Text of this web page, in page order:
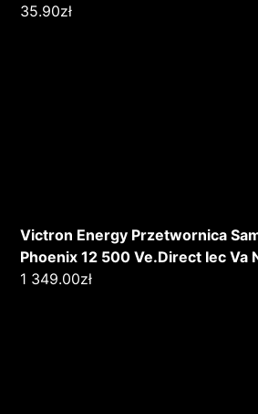
35.90zł
Victron Energy Przetwornica
Phoenix 12 500 Ve.Direct Iec Va
1 349.00zł